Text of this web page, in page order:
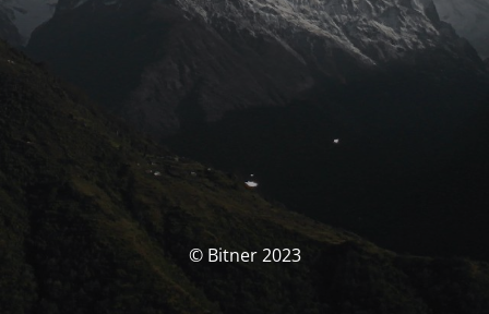
© Bitner 2023